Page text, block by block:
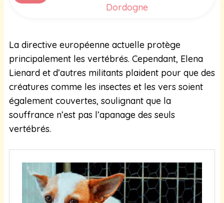
Dordogne
La directive européenne actuelle protège
principalement les vertébrés. Cependant, Elena
Lienard et d’autres militants plaident pour que des
créatures comme les insectes et les vers soient
également couvertes, soulignant que la
souffrance n’est pas l’apanage des seuls
vertébrés.